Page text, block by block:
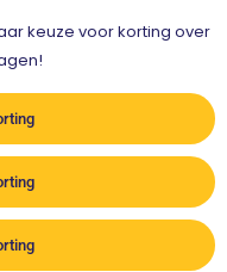
keuze voor korting over